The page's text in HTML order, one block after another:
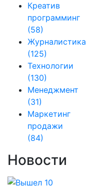
Креатив
программинг
(58)
Журналистика
(125)
Технологии
(130)
Менеджмент
(31)
Маркетинг
продажи
(84)
Новости